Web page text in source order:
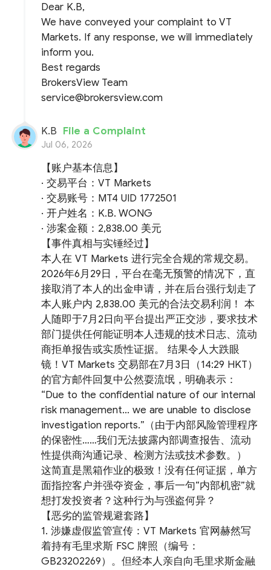
Dear K.B,
We have conveyed your complaint to VT
Markets. If any response, we will immediately
inform you.
Best regards
BrokersView Team
service@brokersview.com
K.B File a Complaint
Jul 06, 2026
【账户基本信息】
· 交易平台：VT Markets
· 交易账号：MT4 UID 1772501
· 开户姓名：K.B. WONG
· 涉案金额：2,838.00 美元
【事件真相与实锤经过】
本人在 VT Markets 进行完全合规的常规交易。
2026年6月29日，平台在毫无预警的情况下，直
接取消了本人的出金申请，并在后台强行划走了
本人账户内 2,838.00 美元的合法交易利润！ 本
人随即于7月2日向平台提出严正交涉，要求技术
部门提供任何能证明本人违规的技术日志、流动
商拒单报告或实质性证据。 结果令人大跌眼
镜！VT Markets 交易部在7月3日（14:29 HKT）
的官方邮件回复中公然耍流氓，明确表示：
“Due to the confidential nature of our internal
risk management... we are unable to disclose
investigation reports.”（由于内部风险管理程序
的保密性……我们无法披露内部调查报告、流动
性提供商沟通记录、检测方法或技术参数。）
这简直是黑箱作业的极致！没有任何证据，单方
面指控客户并强夺资金，事后一句“内部机密”就
想打发投资者？这种行为与强盗何异？
【恶劣的监管规避套路】
1. 涉嫌虚假监管宣传：VT Markets 官网赫然写
着持有毛里求斯 FSC 牌照（编号：
GB23202269）。但经本人亲自向毛里求斯金融